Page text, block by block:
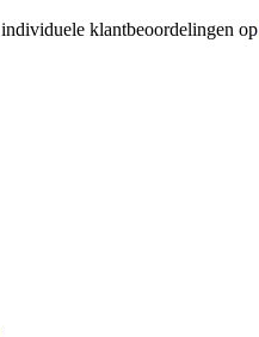
individuele klantbeoordelingen op